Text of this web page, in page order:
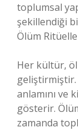
toplumsal
şekillendiği
Ölüm
Her kültür,
anlamını ve
gösterir.
zamanda